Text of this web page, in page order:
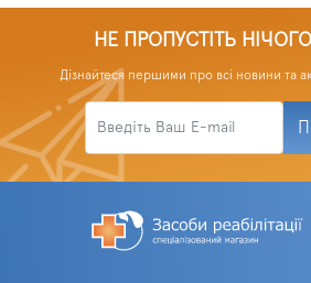
НЕ ПРОПУСТІТЬ
Дізнайтеся першими про всі новини та